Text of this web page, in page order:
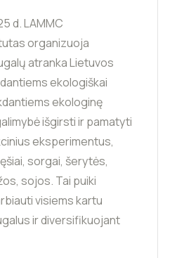
d. LAMMC
organizuoja
atranka Lietuvos
ekologiškai
ekologinę
išgirsti ir pamatyti
eksperimentus,
sorgai, šerytės,
sojos. Tai puiki
visiems kartu
ir diversifikuojant